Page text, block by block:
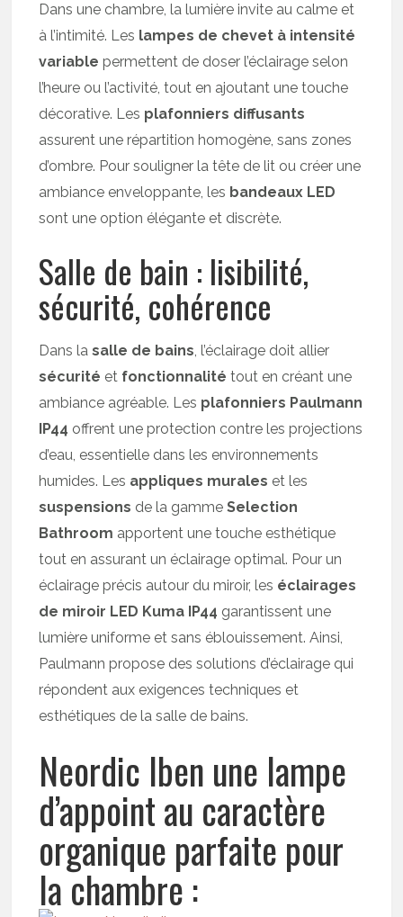
Dans une chambre, la lumière invite au calme et
à l’intimité. Les lampes de chevet à intensité
variable permettent de doser l’éclairage selon
l’heure ou l’activité, tout en ajoutant une touche
décorative. Les plafonniers diffusants
assurent une répartition homogène, sans zones
d’ombre. Pour souligner la tête de lit ou créer une
ambiance enveloppante, les bandeaux LED
sont une option élégante et discrète.
Salle de bain : lisibilité,
sécurité, cohérence
Dans lasalle de bains, l’éclairage doit allier
sécurité et fonctionnalité tout en créant une
ambiance agréable. Les plafonniers Paulmann
IP44 offrent une protection contre les projections
d’eau, essentielle dans les environnements
humides. Les appliques murales et les
suspensions de la gammeSelection
Bathroom apportent une touche esthétique
tout en assurant un éclairage optimal. Pour un
éclairage précis autour du miroir, les éclairages
de miroir LED Kuma IP44 garantissent une
lumière uniforme et sans éblouissement. Ainsi,
Paulmann propose des solutions d’éclairage qui
répondent aux exigences techniques et
esthétiques de la salle de bains.
Neordic Iben une lampe
d’appoint au caractère
organique parfaite pour
la chambre :